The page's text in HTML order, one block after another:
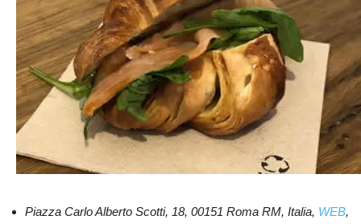
Piazza Carlo Alberto Scotti, 18, 00151 Roma RM, Italia, WEB,